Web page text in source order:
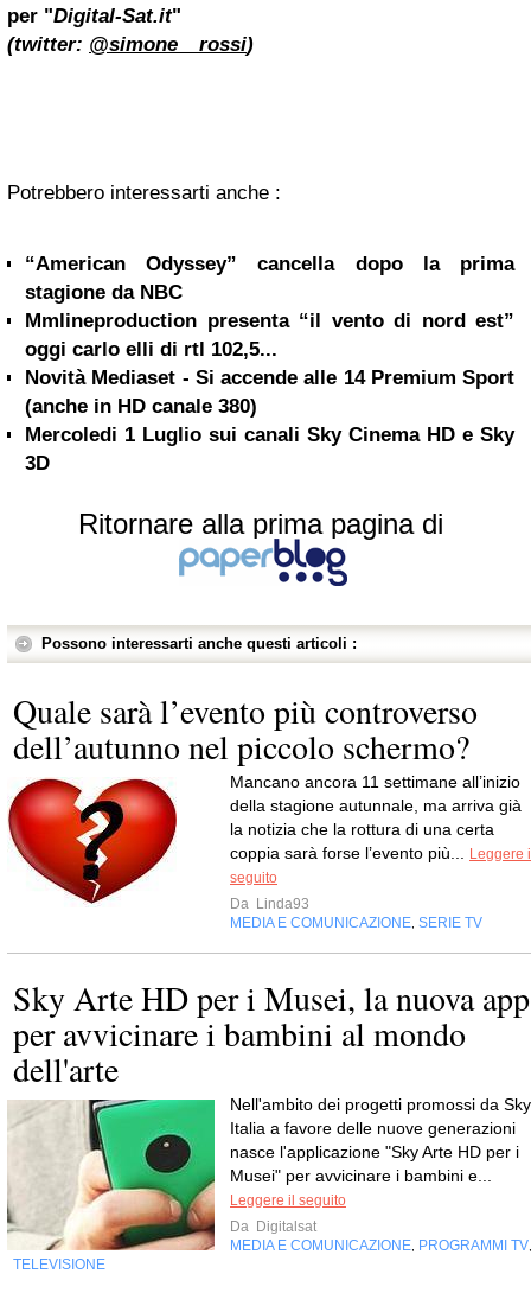
per "Digital-Sat.it"
(twitter: @simone__rossi)
Potrebbero interessarti anche :
“American Odyssey” cancella dopo la prima
stagione da NBC
Mmlineproduction presenta “il vento di nord est”
oggi carlo elli di rtl 102,5...
Novità Mediaset - Si accende alle 14 Premium Sport
(anche in HD canale 380)
Mercoledi 1 Luglio sui canali Sky Cinema HD e Sky
3D
Ritornare alla prima pagina di
Possono interessarti anche questi articoli :
Quale sarà l’evento più controverso
dell’autunno nel piccolo schermo?
Mancano ancora 11 settimane all’inizio
della stagione autunnale, ma arriva già
la notizia che la rottura di una certa
coppia sarà forse l’evento più...
Leggere
seguito
Da Linda93
MEDIA E COMUNICAZIONE SERIE TV
Sky Arte HD per i Musei, la nuova app
per avvicinare i bambini al mondo
dell'arte
Nell'ambito dei progetti promossi da Sky
Italia a favore delle nuove generazioni
nasce l'applicazione "Sky Arte HD per i
Musei" per avvicinare i bambini e...
Leggere il seguito
Da Digitalsat
MEDIA E COMUNICAZIONE PROGRAMMI TV
TELEVISIONE